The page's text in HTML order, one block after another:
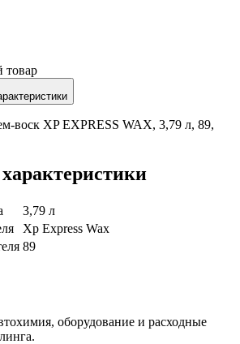
товар
воск XP EXPRESS WAX, 3,79 л, 89,
3,79 л
Xp Express Wax
89
оборудование и расходные